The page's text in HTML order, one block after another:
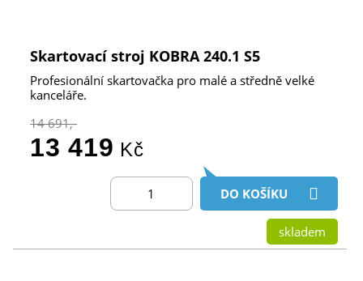
Skartovací stroj KOBRA 240.1 S5
Profesionální skartovačka pro malé a středně velké
kanceláře.
14 691,-
13 419 Kč
DO KOŠÍKU
skladem